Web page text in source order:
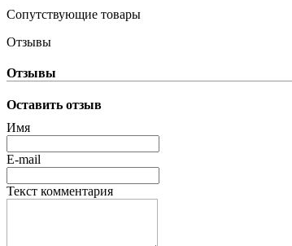
Сопутствующие товары
Отзывы
Отзывы
Оставить отзыв
Имя
E-mail
Текст комментария